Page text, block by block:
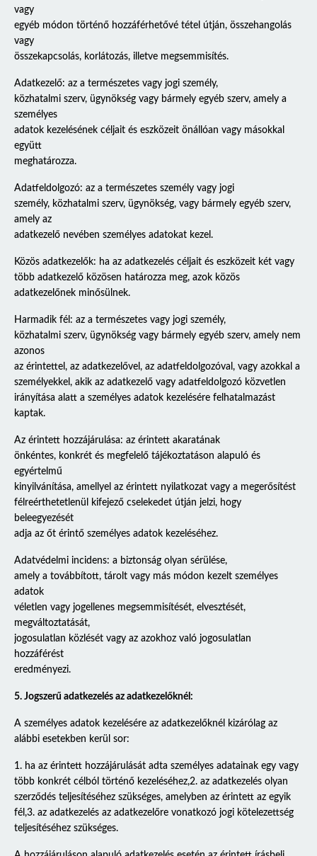
vagy
egyéb módon történő hozzáférhetővé tétel útján, összehangolás
vagy
összekapcsolás, korlátozás, illetve megsemmisítés.
Adatkezelő: az a természetes vagy jogi személy,
közhatalmi szerv, ügynökség vagy bármely egyéb szerv, amely a
személyes
adatok kezelésének céljait és eszközeit önállóan vagy másokkal
együtt
meghatározza.
Adatfeldolgozó: az a természetes személy vagy jogi
személy, közhatalmi szerv, ügynökség, vagy bármely egyéb szerv,
amely az
adatkezelő nevében személyes adatokat kezel.
Közös adatkezelők: ha az adatkezelés céljait és eszközeit két vagy
több adatkezelő közösen határozza meg, azok közös
adatkezelőnek minősülnek.
Harmadik fél: az a természetes vagy jogi személy,
közhatalmi szerv, ügynökség vagy bármely egyéb szerv, amely nem
azonos
az érintettel, az adatkezelővel, az adatfeldolgozóval, vagy azokkal a
személyekkel, akik az adatkezelő vagy adatfeldolgozó közvetlen
irányítása alatt a személyes adatok kezelésére felhatalmazást
kaptak.
Az érintett hozzájárulása: az érintett akaratának
önkéntes, konkrét és megfelelő tájékoztatáson alapuló és
egyértelmű
kinyilvánítása, amellyel az érintett nyilatkozat vagy a megerősítést
félreérthetetlenül kifejező cselekedet útján jelzi, hogy
beleegyezését
adja az őt érintő személyes adatok kezeléséhez.
Adatvédelmi incidens: a biztonság olyan sérülése,
amely a továbbított, tárolt vagy más módon kezelt személyes
adatok
véletlen vagy jogellenes megsemmisítését, elvesztését,
megváltoztatását,
jogosulatlan közlését vagy az azokhoz való jogosulatlan
hozzáférést
eredményezi.
5. Jogszerű adatkezelés az adatkezelőknél:
A személyes adatok kezelésére az adatkezelőknél kizárólag az
alábbi esetekben kerül sor:
1. ha az érintett hozzájárulását adta személyes adatainak egy vagy
több konkrét célból történő kezeléséhez,2. az adatkezelés olyan
szerződés teljesítéséhez szükséges, amelyben az érintett az egyik
fél,3. az adatkezelés az adatkezelőre vonatkozó jogi kötelezettség
teljesítéséhez szükséges.